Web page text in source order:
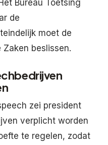
Bureau Toetsing
de
moet de
beslissen.
zei president
verplicht worden
te regelen, zodat